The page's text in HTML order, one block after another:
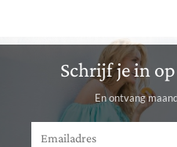
Schrijf je in
En ontvang